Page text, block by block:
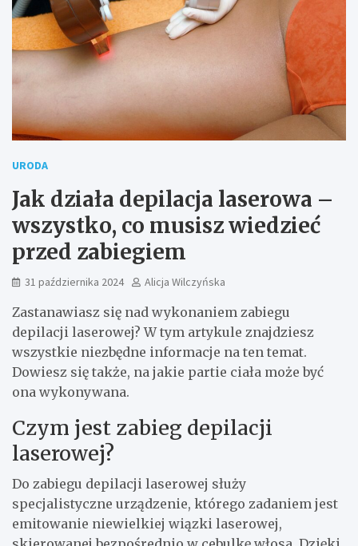
URODA
Jak działa depilacja laserowa –
wszystko, co musisz wiedzieć
przed zabiegiem
31 października 2024 Alicja Wilczyńska
Zastanawiasz się nad wykonaniem zabiegu
depilacji laserowej? W tym artykule znajdziesz
wszystkie niezbędne informacje na ten temat.
Dowiesz się także, na jakie partie ciała może być
ona wykonywana.
Czym jest zabieg depilacji
laserowej?
Do zabiegu depilacji laserowej służy
specjalistyczne urządzenie, którego zadaniem jest
emitowanie niewielkiej wiązki laserowej,